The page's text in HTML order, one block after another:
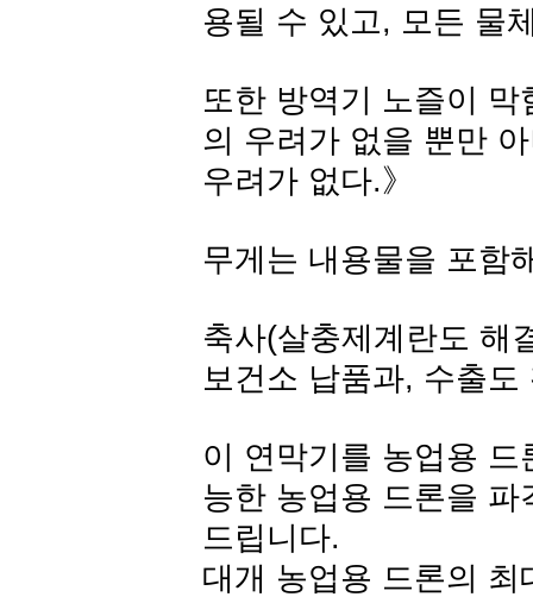
용될 수 있고, 모든 물
또한 방역기 노즐이
의 우려가 없을 뿐만
우려가 없다.》
무게는 내용물을 포함
축사(살충제계란도 해
보건소 납품과, 수출
이 연막기를 농업용
능한 농업용 드론을
드립니다.
대개 농업용 드론의